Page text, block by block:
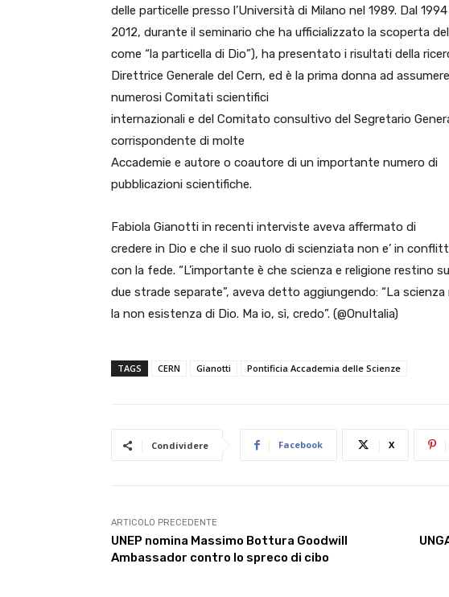
delle particelle presso l’Università di Milano nel 1989. Dal
2012, durante il seminario che ha ufficializzato la scoperta del
come “la particella di Dio”), ha presentato i risultati della
Direttrice Generale del Cern, ed è la prima donna ad
numerosi Comitati scientifici
internazionali e del Comitato consultivo del Segretario
corrispondente di molte
Accademie e autore o coautore di un importante numero di
pubblicazioni scientifiche.
Fabiola Gianotti in recenti interviste aveva affermato di
credere in Dio e che il suo ruolo di scienziata non e’ in
con la fede. “L’importante è che scienza e religione restino su
due strade separate”, aveva detto aggiungendo: “La
la non esistenza di Dio. Ma io, sì, credo”. (@OnuItalia)
TAGS CERN Gianotti Pontificia Accademia delle Scienze
Condividere Facebook X
ARTICOLO PRECEDENTE
UNEP nomina Massimo Bottura Goodwill
Ambassador contro lo spreco di cibo